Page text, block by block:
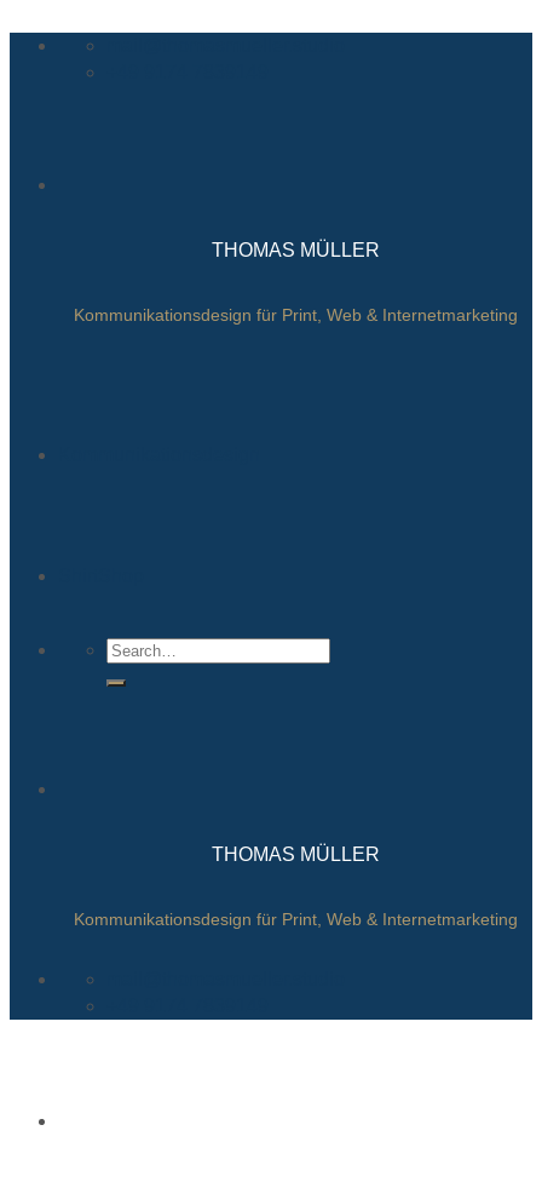
Zum
THOMAS MÜLLER
Kommunikationsdesign für Print, Web & Internetmarketing
THOMAS MÜLLER
Kommunikationsdesign für Print, Web & Internetmarketing